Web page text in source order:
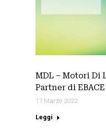
MDL – Motori Di
Partner di EBACE
17 Marzo 2022
Leggi